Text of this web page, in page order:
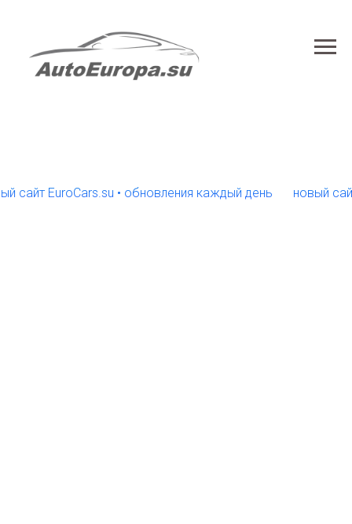
EuroCars.su • обновления каждый день новый сайт